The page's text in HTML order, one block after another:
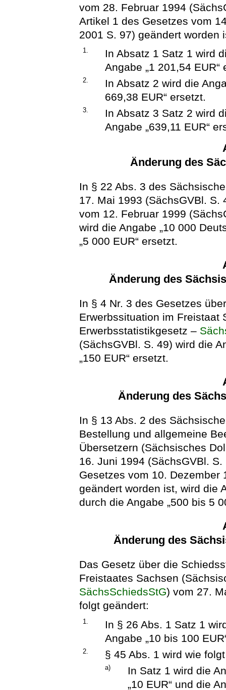
vom 28. Februar 1994
Artikel 1 des Gesetzes vom
2001 S. 97) geändert worden
1.
In Absatz 1 Satz 1 wird
Angabe „1 201,54 EUR“
2.
In Absatz 2 wird die
669,38 EUR“ ersetzt.
3.
In Absatz 3 Satz 2 wird
Angabe „639,11 EUR“
Änderung des
In § 22 Abs. 3 des
17. Mai 1993 (SächsGVBl. S.
vom 12. Februar 1999
wird die Angabe „10 000
„5 000 EUR“ ersetzt.
Änderung des
In § 4 Nr. 3 des Gesetzes
Erwerbssituation im Freistaat
Erwerbsstatistikgesetz –
(SächsGVBl. S. 49) wird die
„150 EUR“ ersetzt.
Änderung des
In § 13 Abs. 2 des
Bestellung und allgemeine
Übersetzern (Sächsisches
16. Juni 1994 (SächsGVBl.
Gesetzes vom 10. Dezember
geändert worden ist, wird die
durch die Angabe „500 bis 5
Änderung des
Das Gesetz über die
Freistaates Sachsen
SächsSchiedsStG) vom 27.
folgt geändert:
1.
In § 26 Abs. 1 Satz 1
Angabe „10 bis 100
2. § 45 Abs. 1 wird wie
a)
In Satz 1 wird die
„10 EUR“ und die